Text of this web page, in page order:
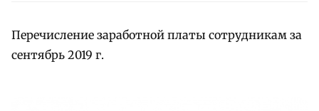
Перечисление заработной платы сотрудникам за
сентябрь 2019 г.